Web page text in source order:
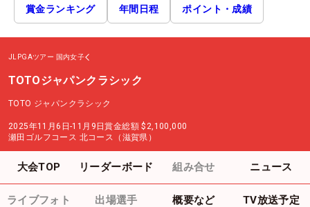
賞金ランキング 年間日程 ポイント・成績
JLPGAツアー 国内女子
TOTOジャパンクラシック
TOTO ジャパンクラシック
2025年11月6日-11月9日賞金総額 $2,100,000
瀬田ゴルフコース 北コース（滋賀県）
大会TOP リーダーボード 組み合せ ニュース
ライブフォト 出場選手 概要など TV放送予定